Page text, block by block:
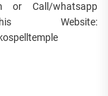
or Call/whatsapp
Website: